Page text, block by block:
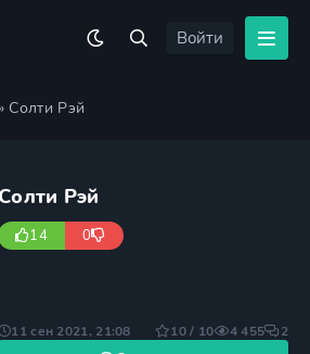
Войти
» Солти Рэй
Солти Рэй
14 0
11 сен 2021, 21:08 10 / 10 4 455 2